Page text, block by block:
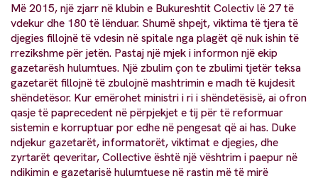
Më 2015, një zjarr në klubin e Bukureshtit Colectiv lë 27 të
vdekur dhe 180 të lënduar. Shumë shpejt, viktima të tjera të
djegies fillojnë të vdesin në spitale nga plagët që nuk ishin të
rrezikshme për jetën. Pastaj një mjek i informon një ekip
gazetarësh hulumtues. Një zbulim çon te zbulimi tjetër teksa
gazetarët fillojnë të zbulojnë mashtrimin e madh të kujdesit
shëndetësor. Kur emërohet ministri i ri i shëndetësisë, ai ofron
qasje të paprecedent në përpjekjet e tij për të reformuar
sistemin e korruptuar por edhe në pengesat që ai has. Duke
ndjekur gazetarët, informatorët, viktimat e djegies, dhe
zyrtarët qeveritar, Collective është një vështrim i paepur në
ndikimin e gazetarisë hulumtuese në rastin më të mirë